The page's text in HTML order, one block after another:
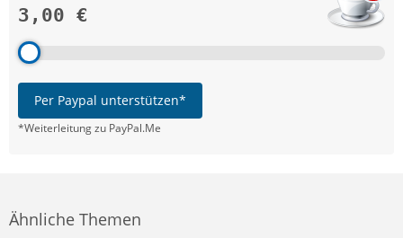
3,00 €
Per Paypal unterstützen*
*Weiterleitung zu PayPal.Me
Ähnliche Themen